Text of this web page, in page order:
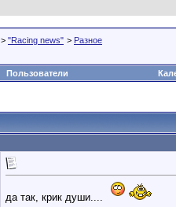
> "Racing news" > Разное
Пользователи
да так, крик души....